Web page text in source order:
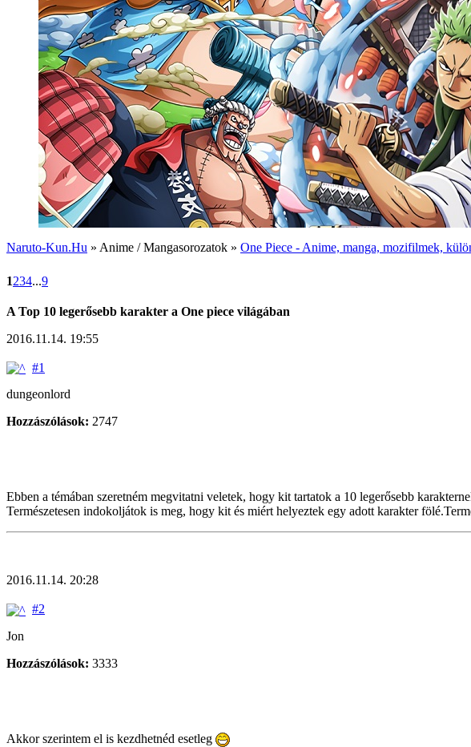
Naruto-Kun.Hu » Anime / Mangasorozatok » One Piece - Anime, manga, mozifilmek,
1234...9
A Top 10 legerősebb karakter a One piece világában
2016.11.14. 19:55
#1
dungeonlord
Hozzászólások: 2747
Ebben a témában szeretném megvitatni veletek, hogy kit tartatok a 10 legerősebb
Természetesen indokoljátok is meg, hogy kit és miért helyeztek egy adott karakter
2016.11.14. 20:28
#2
Jon
Hozzászólások: 3333
Akkor szerintem el is kezdhetnéd esetleg